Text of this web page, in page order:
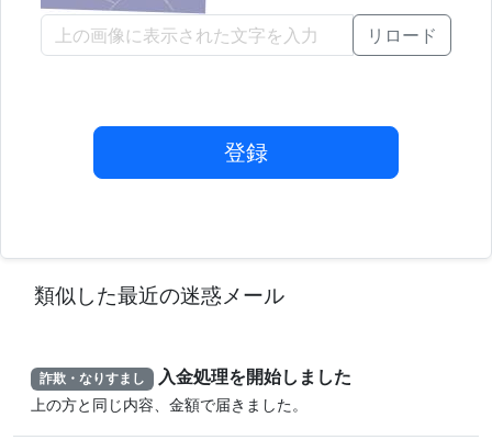
リロード
登録
類似した最近の迷惑メール
詐欺・なりすまし 入金処理を開始しました
上の方と同じ内容、金額で届きました。